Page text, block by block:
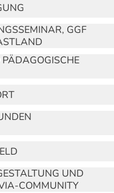
GGF
UND
COMMUNITY